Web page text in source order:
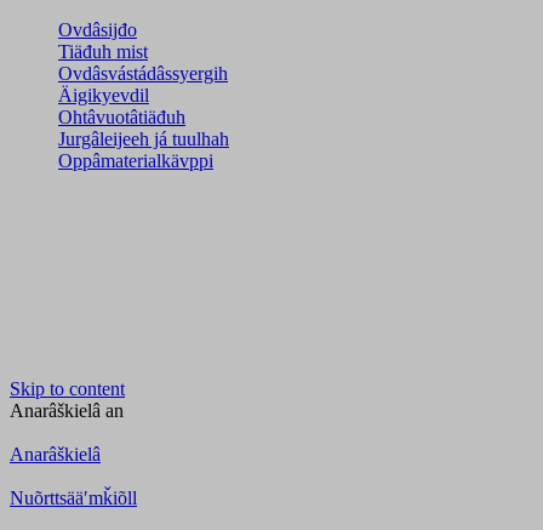
Ovdâsijđo
Tiäđuh mist
Ovdâsvástádâssyergih
Äigikyevdil
Ohtâvuotâtiäđuh
Jurgâleijeeh já tuulhah
Oppâmaterialkävppi
Skip to content
Anarâškielâ an
Anarâškielâ
Nuõrttsääʹmǩiõll